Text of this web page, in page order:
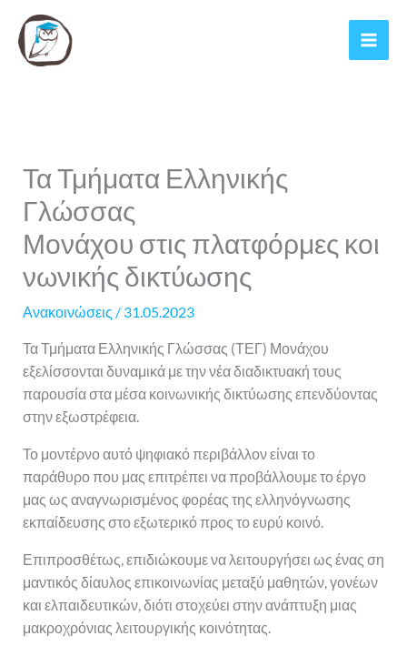
Μετάβαση
στο
περιεχόμενο
Τα Τμήματα Ελληνικής
Γλώσσας
Μονάχου στις πλατφόρμες κοι
νωνικής δικτύωσης
Ανακοινώσεις / 31.05.2023
Τα Τμήματα Ελληνικής Γλώσσας (ΤΕΓ) Μονάχου
εξελίσσονται δυναμικά με την νέα διαδικτυακή τους
παρουσία στα μέσα κοινωνικής δικτύωσης επενδύοντας
στην εξωστρέφεια.
Το μοντέρνο αυτό ψηφιακό περιβάλλον είναι το
παράθυρο που μας επιτρέπει να προβάλλουμε το έργο
μας ως αναγνωρισμένος φορέας της ελληνόγνωσης
εκπαίδευσης στο εξωτερικό προς το ευρύ κοινό.
Επιπροσθέτως, επιδιώκουμε να λειτουργήσει ως ένας ση
μαντικός δίαυλος επικοινωνίας μεταξύ μαθητών, γονέων
και ελπαιδευτικών, διότι στοχεύει στην ανάπτυξη μιας
μακροχρόνιας λειτουργικής κοινότητας.